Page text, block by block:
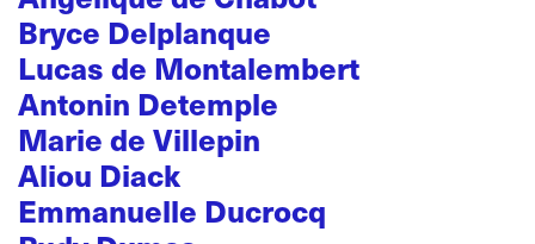
Bryce Delplanque
Lucas de Montalembert
Antonin Detemple
Marie de Villepin
Aliou Diack
Emmanuelle Ducrocq